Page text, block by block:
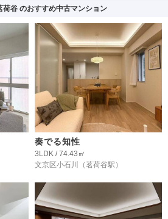
荷谷のおすすめ中古マンション
奏でる知性
3LDK / 74.43㎡
文京区小石川
（茗荷谷駅）